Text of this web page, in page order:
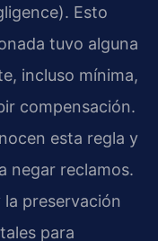
Esto
tuvo alguna
incluso mínima,
compensación.
esta regla y
negar reclamos.
preservación
para